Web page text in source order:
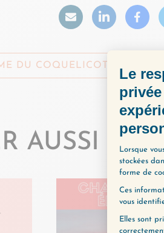
DU COQUELICOT
AUSSI